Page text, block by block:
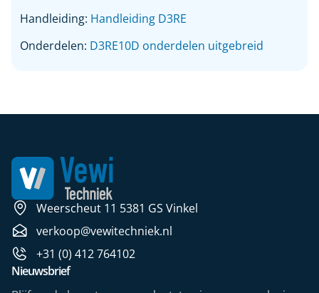
Handleiding: Handleiding D3RE
Onderdelen: D3RE10D onderdelen uitgebreid
Weerscheut 11 5381 GS Vinkel
verkoop@vewitechniek.nl
+31 (0) 412 764102
Nieuwsbrief